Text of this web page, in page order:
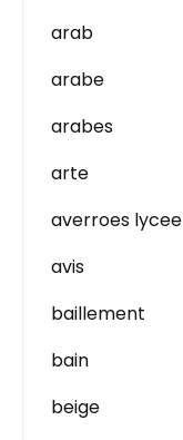
arab
arabe
arabes
arte
averroes lycee
avis
baillement
bain
beige